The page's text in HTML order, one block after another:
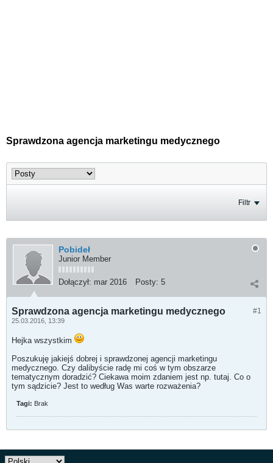
Sprawdzona agencja marketingu medycznego
Filtr
Pobideł
Junior Member
Dołączył: mar 2016 Posty: 5
#1
Sprawdzona agencja marketingu medycznego
25.03.2016, 13:39
Hejka wszystkim
Poszukuję jakiejś dobrej i sprawdzonej agencji marketingu
medycznego. Czy dalibyście radę mi coś w tym obszarze
tematycznym doradzić? Ciekawa moim zdaniem jest np. tutaj. Co o
tym sądzicie? Jest to według Was warte rozważenia?
Tagi: Brak